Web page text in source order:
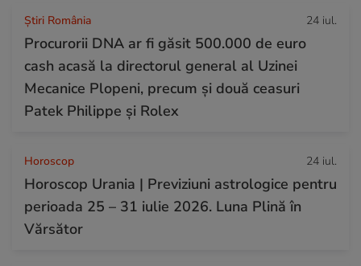
Știri România 24 iul.
Procurorii DNA ar fi găsit 500.000 de euro
cash acasă la directorul general al Uzinei
Mecanice Plopeni, precum și două ceasuri
Patek Philippe și Rolex
Horoscop 24 iul.
Horoscop Urania | Previziuni astrologice pentru
perioada 25 – 31 iulie 2026. Luna Plină în
Vărsător